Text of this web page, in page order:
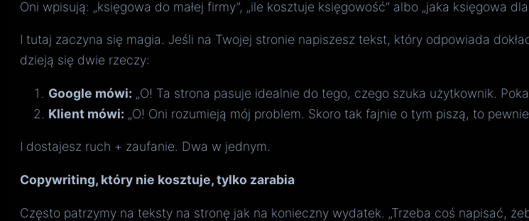
Oni wpisują: „księgowa do małej firmy”, „ile kosztuje księgowość” albo „jaka księgowa dla
I tutaj zaczyna się magia. Jeśli na Twojej stronie napiszesz tekst, który odpowiada
dzieją się dwie rzeczy:
Google mówi: „O! Ta strona pasuje idealnie do tego, czego szuka użytkownik.
Klient mówi: „O! Oni rozumieją mój problem. Skoro tak fajnie o tym piszą, to
I dostajesz ruch + zaufanie. Dwa w jednym.
Copywriting, który nie kosztuje, tylko zarabia
Często patrzymy na teksty na stronę jak na konieczny wydatek. „Trzeba coś napisać,